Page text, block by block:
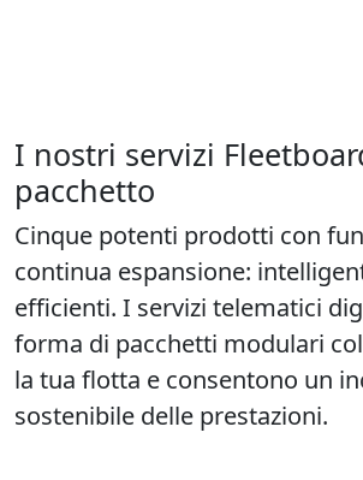
I nostri servizi
pacchetto
Cinque potenti prodotti con
continua espansione:
efficienti. I servizi telematici
forma di pacchetti modulari
la tua flotta e consentono un
sostenibile delle prestazioni.